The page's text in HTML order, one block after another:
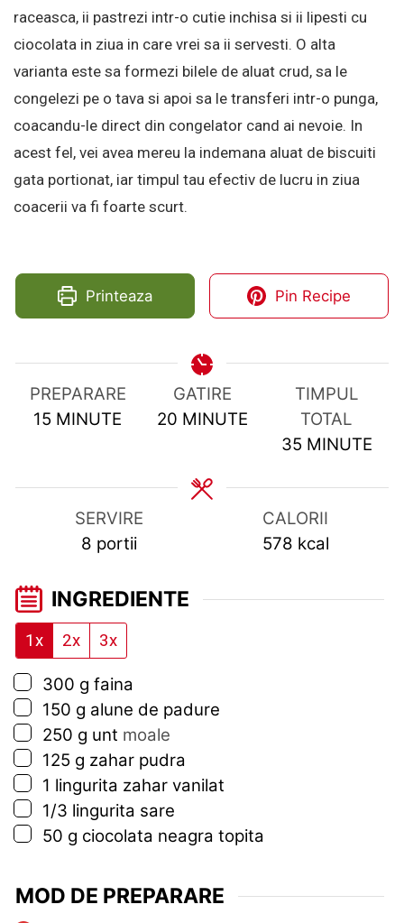
raceasca, ii pastrezi intr-o cutie inchisa si ii lipesti cu
ciocolata in ziua in care vrei sa ii servesti. O alta
varianta este sa formezi bilele de aluat crud, sa le
congelezi pe o tava si apoi sa le transferi intr-o punga,
coacandu-le direct din congelator cand ai nevoie. In
acest fel, vei avea mereu la indemana aluat de biscuiti
gata portionat, iar timpul tau efectiv de lucru in ziua
coacerii va fi foarte scurt.
Printeaza Pin Recipe
PREPARARE
15 MINUTES
MINUTE
GATIRE
20MINUTES
MINUTE
TIMPUL
TOTAL
35MINUTES
MINUTE
SERVIRE
8 portii
CALORII
578 kcal
INGREDIENTE
1x 2x 3x
▢
300 g faina
▢
150 g alune de padure
▢
250 g unt moale
▢
125 g zahar pudra
▢
1 lingurita zahar vanilat
▢
1/3 lingurita sare
▢
50 g ciocolata neagra topita
MOD DE PREPARARE